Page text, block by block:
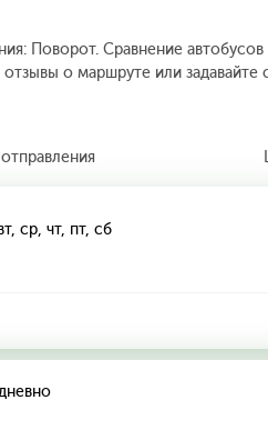
Поворот. Сравнение
о маршруте или
ср, чт, пт, сб